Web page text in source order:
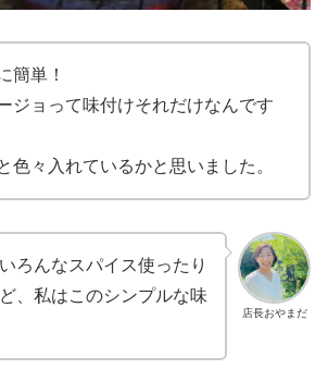
簡単！
ジョって味付けそれだけなんです
色々入れているかと思いました。
店長おやまだ
ろんなスパイス使ったり
、私はこのシンプルな味